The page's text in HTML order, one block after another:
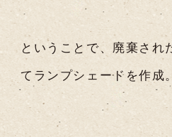
ということで、廃棄され
てランプシェードを作成。